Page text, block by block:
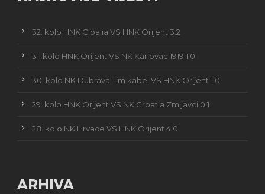
32. kolo HNK Cibalia VS HNK Orijent 3:2
31. kolo HNK Orijent VS NK Karlovac 1919 1:0
30. kolo NK Dubrava Tim kabel VS HNK Orijent 1:0
29. kolo HNK Orijent VS NK Croatia Zmijavci 0:1
28. kolo NK Hrvace VS HNK Orijent 4:0
ARHIVA